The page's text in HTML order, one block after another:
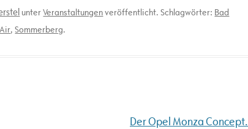
unterVeranstaltungenveröffentlicht. Schlagwörter: Bad
,Sommerberg.
Der Opel Monza Concept.